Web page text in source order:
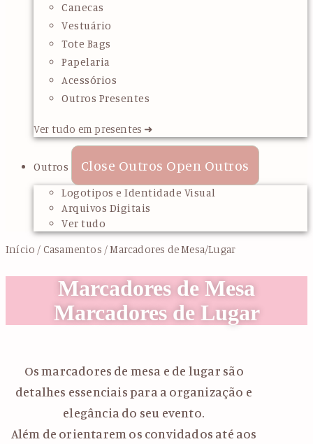
Canecas
Vestuário
Tote Bags
Papelaria
Acessórios
Outros Presentes
Ver tudo em presentes ➜
Outros Close Outros Open Outros
Logotipos e Identidade Visual
Arquivos Digitais
Ver tudo
Início / Casamentos / Marcadores de Mesa/Lugar
Marcadores de Mesa
Marcadores de Lugar
Os marcadores de mesa e de lugar são
detalhes essenciais para a organização e
elegância do seu evento.
Além de orientarem os convidados até aos